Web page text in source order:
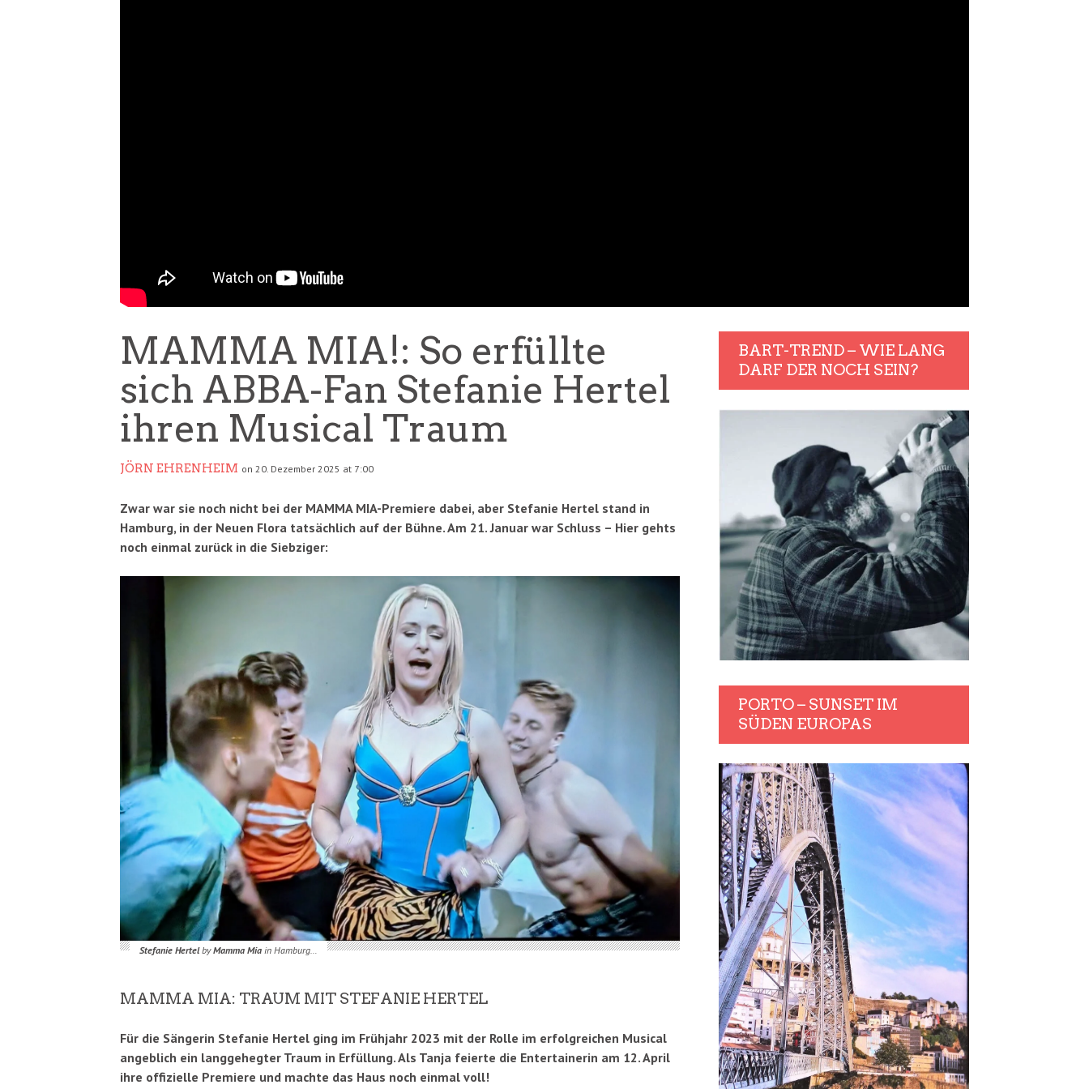
MAMMA MIA!: So erfüllte
sich ABBA-Fan Stefanie Hertel
ihren Musical Traum
JÖRN EHRENHEIM on 20. Dezember 2025 at 7:00
Zwar war sie noch nicht bei der MAMMA MIA-Premiere dabei, aber Stefanie Hertel stand in
Hamburg, in der Neuen Flora tatsächlich auf der Bühne.Am 21. Januar war Schluss – Hier gehts
noch einmal zurück in die Siebziger:
Stefanie HertelbyMamma Miain Hamburg…
MAMMA MIA: TRAUM MIT STEFANIE HERTEL
Für die Sängerin Stefanie Hertel ging im Frühjahr 2023 mit der Rolle im erfolgreichen Musical
angeblich ein langgehegter Traum in Erfüllung. Als Tanja feierte die Entertainerin am 12. April
ihre offizielle Premiere und machte das Haus noch einmal voll!
BART-TREND – WIE LANG
DARF DER NOCH SEIN?
PORTO – SUNSET IM
SÜDEN EUROPAS